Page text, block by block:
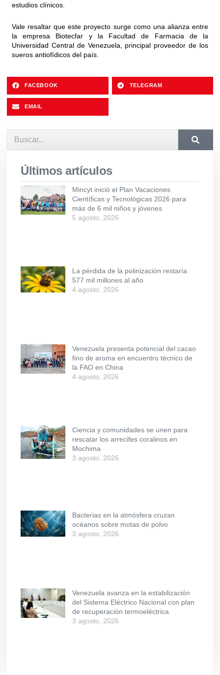
estudios clínicos.
Vale resaltar que este proyecto surge como una alianza entre
la empresa Biotecfar y la Facultad de Farmacia de la
Universidad Central de Venezuela, principal proveedor de los
sueros antiofídicos del país.
FACEBOOK TELEGRAM
EMAIL
Últimos artículos
Mincyt inició el Plan Vacaciones
Científicas y Tecnológicas 2026 para
más de 6 mil niños y jóvenes
5 agosto, 2026
La pérdida de la polinización restaría
577 mil millones al año
4 agosto, 2026
Venezuela presenta potencial del cacao
fino de aroma en encuentro técnico de
la FAO en China
4 agosto, 2026
Ciencia y comunidades se unen para
rescatar los arrecifes coralinos en
Mochima
3 agosto, 2026
Bacterias en la atmósfera cruzan
océanos sobre motas de polvo
3 agosto, 2026
Venezuela avanza en la estabilización
del Sistema Eléctrico Nacional con plan
de recuperación termoeléctrica
3 agosto, 2026